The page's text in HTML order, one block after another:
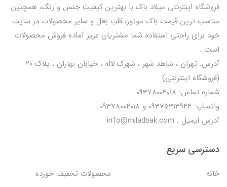
فروشگاه اینترنتی میلاد باک با بهترین کیفیت جنس و رنگ، همچنین
مناسب ترین قیمت باک موتور، قاب بغل و سایر محصولات در سایت
خود برای راحتی استفاده شما مشتریان عزیز آماده فروش محصولات
است .
آدرس: تهران ، شاهد شهر ، شهرک لاله ، خیابان بهاران ، پلاک ۲۰
(فروشگاه اینترنتی)
شماره تماس: 09378004018
واتساپ: 09375313944 و 09378004018
آدرس ایمیل : info@miladbak.com
دسترسی سریع
خانه
محصولات تخفیف خورده